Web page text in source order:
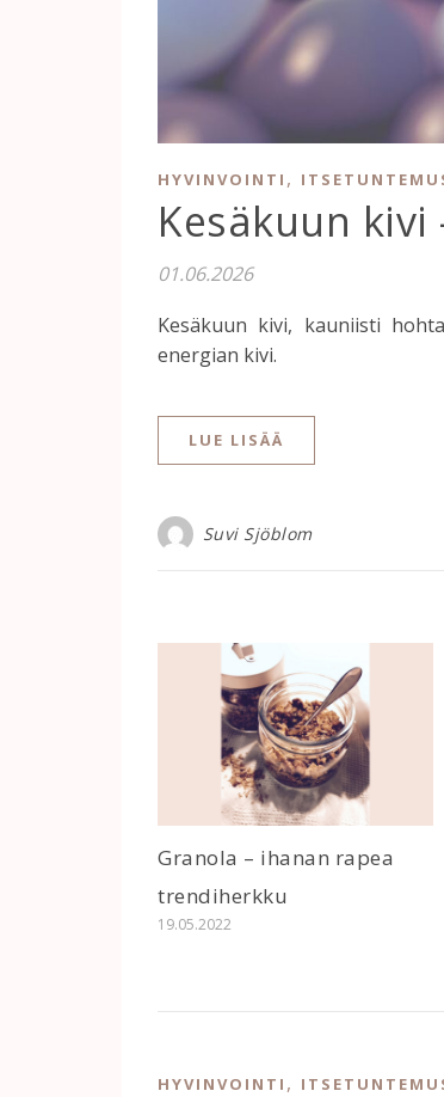
HYVINVOINTI ,
Kesäkuun kivi
01.06.2026
Kesäkuun kivi, kauniisti
energian kivi.
LUE LISÄÄ
Suvi Sjöblom
Granola – ihanan rapea
trendiherkku
19.05.2022
HYVINVOINTI ,